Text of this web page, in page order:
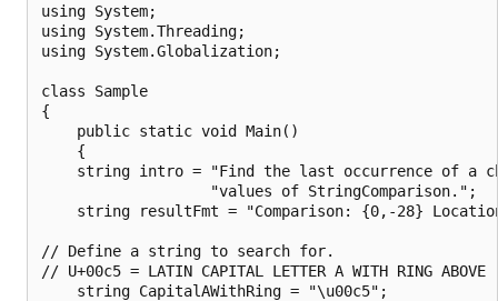
using System;
using System.Threading;
using System.Globalization;
class Sample
{
    public static void Main()
    {
string intro = "Find the last occurrence of a
                   "values of StringComparison.";
string resultFmt = "Comparison: {0,-28}
// Define a string to search for.
// U+00c5 = LATIN CAPITAL LETTER A WITH RING ABOVE
    string CapitalAWithRing = "\u00c5";